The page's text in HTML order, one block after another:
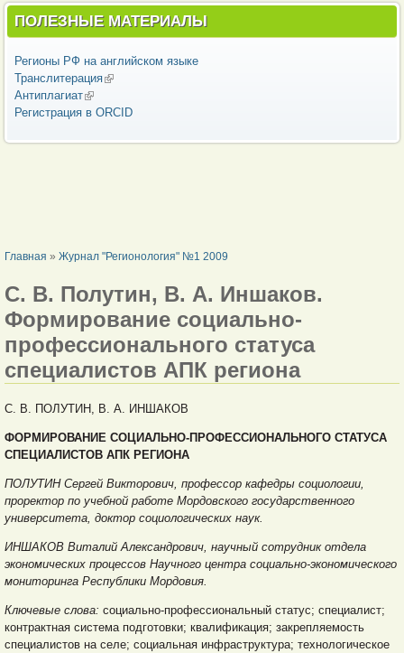
ПОЛЕЗНЫЕ МАТЕРИАЛЫ
Регионы РФ на английском языке
Транслитерация(внешняя ссылка)
Антиплагиат(внешняя ссылка)
Регистрация в ORCID
ВЫ ЗДЕСЬ
Главная » Журнал "Регионология" №1 2009
С. В. Полутин, В. А. Иншаков.
Формирование социально-
профессионального статуса
специалистов АПК региона
С. В. ПОЛУТИН, В. А. ИНШАКОВ
ФОРМИРОВАНИЕ СОЦИАЛЬНО-ПРОФЕССИОНАЛЬНОГО СТАТУСА
СПЕЦИАЛИСТОВ АПК РЕГИОНА
ПОЛУТИН Сергей Викторович, профессор кафедры социологии,
проректор по учебной работе Мордовского государственного
университета, доктор социологических наук.
ИНШАКОВ Виталий Александрович, научный сотрудник отдела
экономических процессов Научного центра социально-экономического
мониторинга Республики Мордовия.
Ключевые слова: социально-профессиональный статус; специалист;
контрактная система подготовки; квалификация; закрепляемость
специалистов на селе; социальная инфраструктура; технологическое